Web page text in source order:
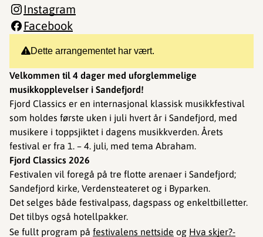
Dette arrangementet har vært.
Velkommen til 4 dager med uforglemmelige
musikkopplevelser i Sandefjord!
Fjord Classics er en internasjonal klassisk musikkfestival
som holdes første uken i juli hvert år i Sandefjord, med
musikere i toppsjiktet i dagens musikkverden. Årets
festival er fra 1. – 4. juli, med tema Abraham.
Fjord Classics 2026
Festivalen vil foregå på tre flotte arenaer i Sandefjord;
Sandefjord kirke, Verdensteateret og i Byparken.
Det selges både festivalpass, dagspass og enkeltbilletter.
Det tilbys også hotellpakker.
Se fullt program på festivalens nettside og Hva skjer?-
Instagram
Facebook